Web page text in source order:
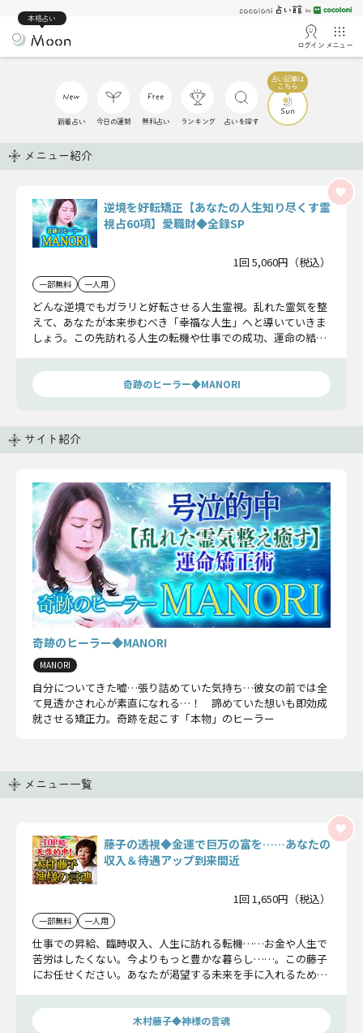
本格占い
ログイン メニュー
新着占い 今日の運勢 無料占い ランキング 占いを探す
メニュー紹介
逆境を好転矯正【あなたの人生知り尽くす霊
視占60項】愛職財◆全録SP
1回 5,060円（税込）
一部無料 一人用
どんな逆境でもガラリと好転させる人生霊視。乱れた霊気を整
えて、あなたが本来歩むべき「幸福な人生」へと導いていきま
しょう。この先訪れる人生の転機や仕事での成功、運命の結婚
奇跡のヒーラー◆MANORI
サイト紹介
奇跡のヒーラー◆MANORI
MANORI
自分についてきた嘘…張り詰めていた気持ち…彼女の前では全
て見透かされ心が素直になれる…！ 諦めていた想いも即効成
就させる矯正力。奇跡を起こす「本物」のヒーラー
メニュー一覧
藤子の透視◆金運で巨万の富を……あなたの
収入＆待遇アップ到来間近
1回 1,650円（税込）
一部無料 一人用
仕事での昇給、臨時収入、人生に訪れる転機……お金や人生で
苦労はしたくない。今よりもっと豊かな暮らし……。この藤子
にお任せください。あなたが渇望する未来を手に入れるため、
木村藤子◆神様の言魂